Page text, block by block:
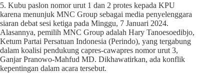
5. Kubu paslon nomor urut 1 dan 2 protes kepada KPU
karena menunjuk MNC Group sebagai media penyelenggara
siaran debat sesi ketiga pada Minggu, 7 Januari 2024.
Alasannya, pemilih MNC Group adalah Hary Tanoesoedibjo,
Ketum Partai Persatuan Indonesia (Perindo), yang tergabung
dalam koalisi pendukung capres-cawapres nomor urut 3,
Ganjar Pranowo-Mahfud MD. Dikhawatirkan, ada konflik
kepentingan dalam acara tersebut.